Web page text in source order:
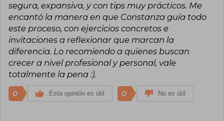
segura, expansiva, y con tips muy prácticos. Me
encantó la manera en que Constanza guía todo
este proceso, con ejercicios concretos e
invitaciones a reflexionar que marcan la
diferencia. Lo recomiendo a quienes buscan
crecer a nivel profesional y personal, vale
totalmente la pena :).
0 Esta opinión es útil 0 No es útil